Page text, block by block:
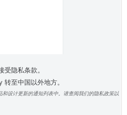
隐私条款。
至中国以外地方。
设计更新的通知列表中。请查阅我们的隐私政策以